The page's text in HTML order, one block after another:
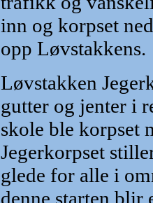
inn og korpset
opp Løvstakkens.
Løvstakken
gutter og jenter i
skole ble korpset
Jegerkorpset
glede for alle i
denne starten blir